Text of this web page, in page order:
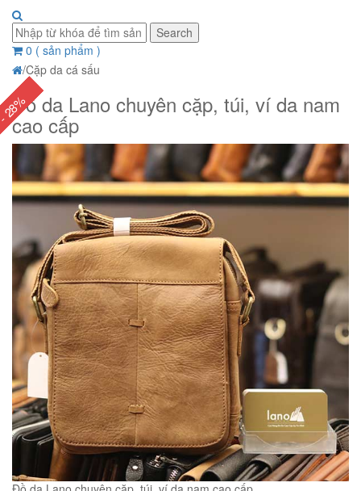
Search
0 ( sản phẩm )
/Cặp da cá sấu
Đồ da Lano chuyên cặp, túi, ví da nam
cao cấp